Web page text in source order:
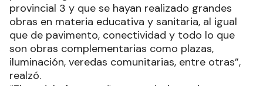
provincial 3 y que se hayan realizado grandes
obras en materia educativa y sanitaria, al igual
que de pavimento, conectividad y todo lo que
son obras complementarias como plazas,
iluminación, veredas comunitarias, entre otras”,
realzó.